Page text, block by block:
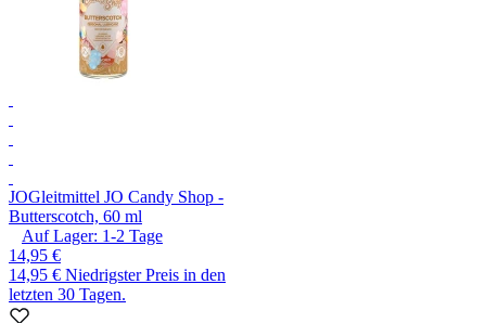
JOGleitmittel JO Candy Shop -
Butterscotch, 60 ml
Auf Lager: 1-2 Tage
14,95 €
14,95 € Niedrigster Preis in den
letzten 30 Tagen.